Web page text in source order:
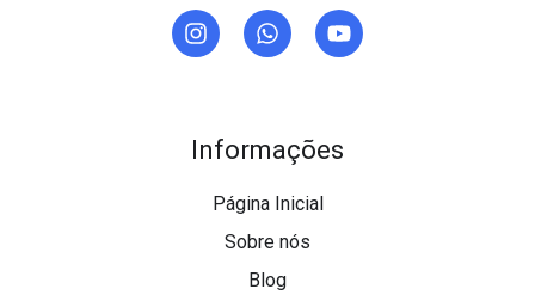
Informações
Página Inicial
Sobre nós
Blog